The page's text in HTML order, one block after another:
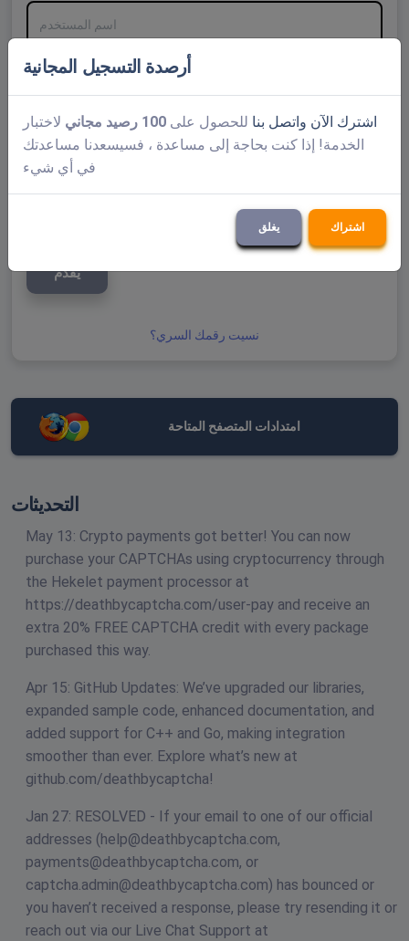
اسم المستخدم
كلمة المرور
تذكرنى
يُقدِّم
نسيت رقمك السري؟
امتدادات المتصفح المتاحة
التحديثات
May 13: Crypto payments got better! You can now
purchase your CAPTCHAs using cryptocurrency through
the Hekelet payment processor at
https://deathbycaptcha.com/user-pay and receive an
extra 20% FREE CAPTCHA credit with every package
purchased this way.
Apr 15: GitHub Updates: We’ve upgraded our libraries,
expanded sample code, enhanced documentation, and
added support for C++ and Go, making integration
smoother than ever. Explore what’s new at
github.com/deathbycaptcha!
Jan 27: RESOLVED - If your email to one of our official
addresses (help@deathbycaptcha.com,
payments@deathbycaptcha.com, or
captcha.admin@deathbycaptcha.com) has bounced or
you haven’t received a response, please try resending it or
reach out via our Live Chat Support at
أرصدة التسجيل المجانية
اشترك الآن واتصل بنا للحصول على 100 رصيد مجاني
لاختبار
الخدمة! إذا كنت بحاجة إلى مساعدة ، فسيسعدنا مساعدتك
في أي شيء
يغلق اشتراك